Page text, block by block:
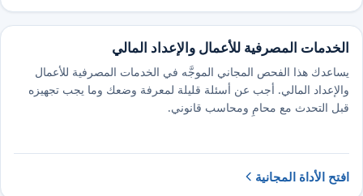
الخدمات المصرفية للأعمال والإعداد المالي
يساعدك هذا الفحص المجاني الموجَّه في الخدمات المصرفية للأعمال
والإعداد المالي. أجب عن أسئلة قليلة لمعرفة وضعك وما يجب تجهيزه
قبل التحدث مع محامٍ ومحاسب قانوني.
افتح الأداة المجانية